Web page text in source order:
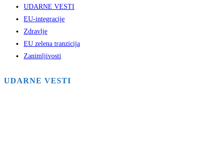
UDARNE VESTI
EU-integracije
Zdravlje
EU zelena tranzicija
Zanimljivosti
UDARNE VESTI